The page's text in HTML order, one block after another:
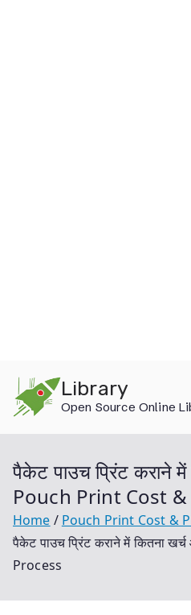
content
Library
Open Source Online
पैकेट पाउच प्रिंट कराने
Pouch Print Cost
Home
Pouch Print Cost &
पैकेट पाउच प्रिंट कराने में कितना
Process